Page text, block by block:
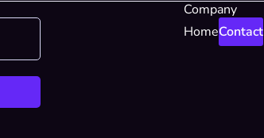
Company
HomeContact